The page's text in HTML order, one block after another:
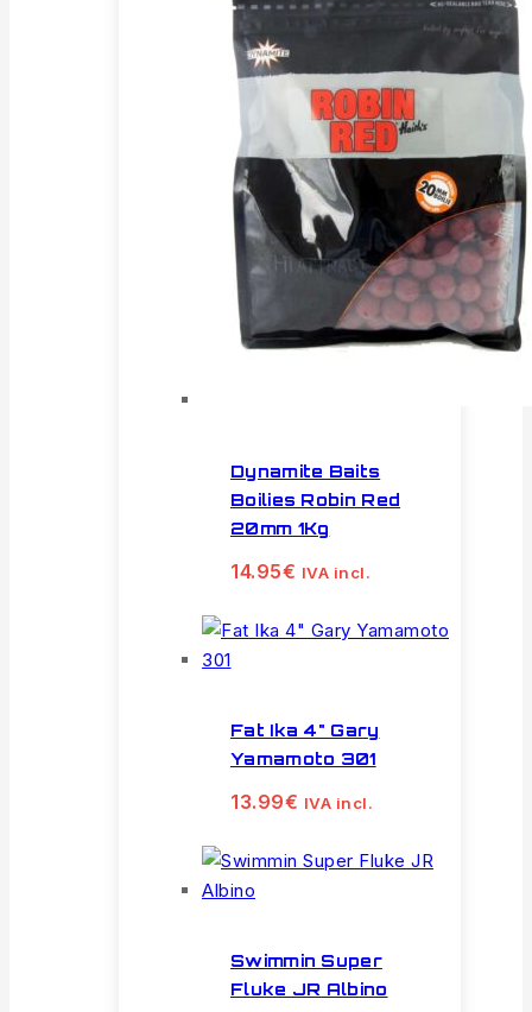
Dynamite Baits
Boilies Robin Red
20mm 1Kg
14.95€ IVA incl.
Fat Ika 4" Gary
Yamamoto 301
13.99€ IVA incl.
Swimmin Super
Fluke JR Albino